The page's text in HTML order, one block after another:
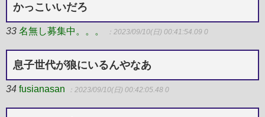
かっこいいだろ
33 名無し募集中。。。 ：2023/09/10(日) 00:41:54.09 0
息子世代が狼にいるんやなあ
34 fusianasan ：2023/09/10(日) 00:42:05.48 0